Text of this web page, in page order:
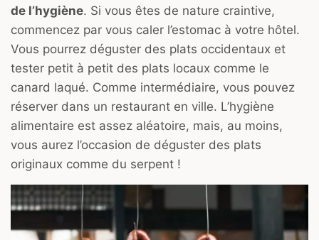
de l’hygiène. Si vous êtes de nature craintive,
commencez par vous caler l’estomac à votre hôtel.
Vous pourrez déguster des plats occidentaux et
tester petit à petit des plats locaux comme le
canard laqué. Comme intermédiaire, vous pouvez
réserver dans un restaurant en ville. L’hygiène
alimentaire est assez aléatoire, mais, au moins,
vous aurez l’occasion de déguster des plats
originaux comme du serpent !